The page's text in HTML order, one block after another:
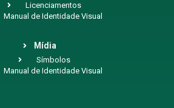
Licenciamentos
Manual de Identidade Visual
Mídia
Símbolos
Manual de Identidade Visual